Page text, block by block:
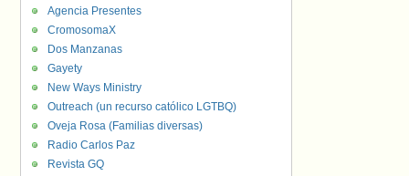
Agencia Presentes
CromosomaX
Dos Manzanas
Gayety
New Ways Ministry
Outreach (un recurso católico LGTBQ)
Oveja Rosa (Familias diversas)
Radio Carlos Paz
Revista GQ